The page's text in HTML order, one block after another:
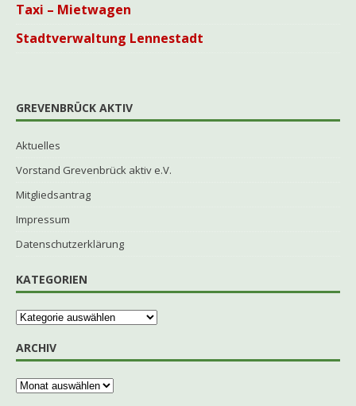
Taxi – Mietwagen
Stadtverwaltung Lennestadt
GREVENBRÜCK AKTIV
Aktuelles
Vorstand Grevenbrück aktiv e.V.
Mitgliedsantrag
Impressum
Datenschutzerklärung
KATEGORIEN
ARCHIV